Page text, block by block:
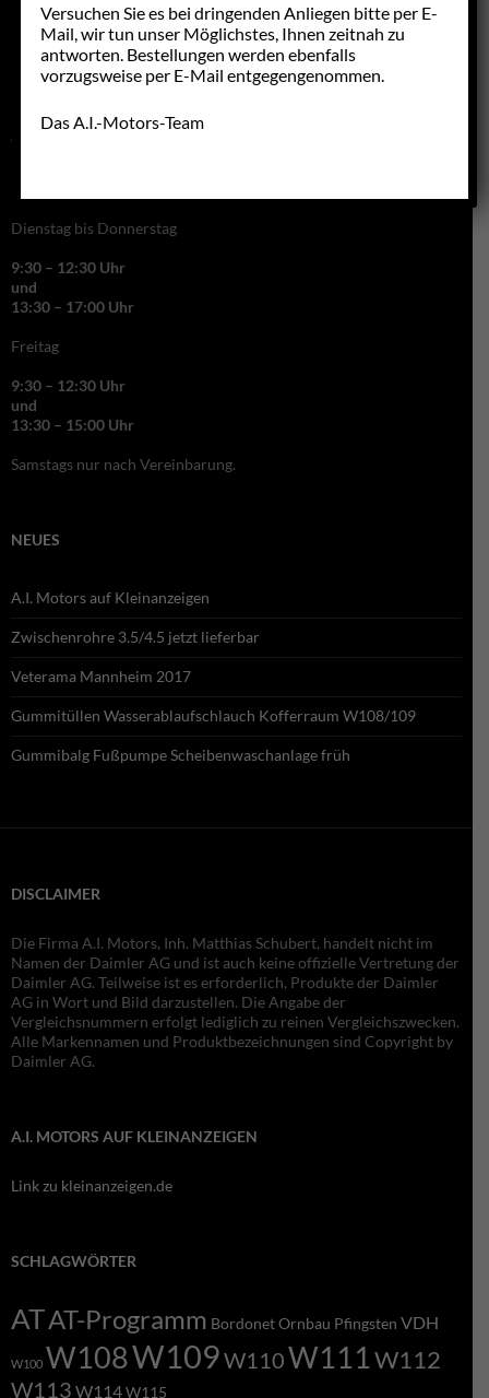
GESCHÄFTSZEITEN
Dienstag bis Donnerstag
9:30 – 12:30 Uhr
und
13:30 – 17:00 Uhr
Freitag
9:30 – 12:30 Uhr
und
13:30 – 15:00 Uhr
Samstags nur nach Vereinbarung.
NEUES
A.I. Motors auf Kleinanzeigen
Zwischenrohre 3.5/4.5 jetzt lieferbar
Veterama Mannheim 2017
Gummitüllen Wasserablaufschlauch Kofferraum W108/109
Gummibalg Fußpumpe Scheibenwaschanlage früh
DISCLAIMER
Die Firma A.I. Motors, Inh. Matthias Schubert, handelt nicht im
Namen der Daimler AG und ist auch keine offizielle Vertretung der
Daimler AG. Teilweise ist es erforderlich, Produkte der Daimler
AG in Wort und Bild darzustellen. Die Angabe der
Vergleichsnummern erfolgt lediglich zu reinen Vergleichszwecken.
Alle Markennamen und Produktbezeichnungen sind Copyright by
Daimler AG.
A.I. MOTORS AUF KLEINANZEIGEN
Link zu kleinanzeigen.de
SCHLAGWÖRTER
ATAT-Programm BordonetOrnbau Pfingsten VDH
W100 W108W109W110W111W112
W113 W114W115
Versuchen Sie es bei dringenden Anliegen bitte per E-
Mail, wir tun unser Möglichstes, Ihnen zeitnah zu
antworten. Bestellungen werden ebenfalls
vorzugsweise per E-Mail entgegengenommen.
Das A.I.-Motors-Team